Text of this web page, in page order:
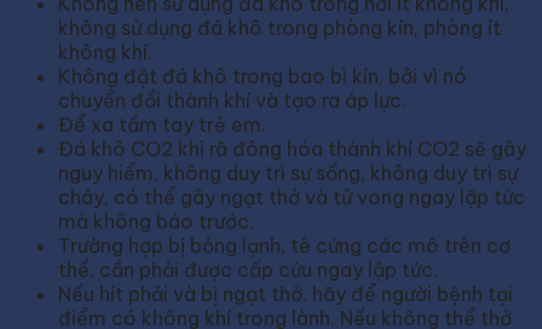
không sử dụng đá khô trong phòng kín, phòng ít
không khí.
Không đặt đá khô trong bao bì kín, bởi vì nó
chuyển đổi thành khí và tạo ra áp lực.
Để xa tầm tay trẻ em.
Đá khô CO2 khi rã đông hóa thành khí CO2 sẽ gây
nguy hiểm, không duy trì sự sống, không duy trì sự
cháy, có thể gây ngạt thở và tử vong ngay lập tức
mà không báo trước.
Trường hợp bị bỏng lạnh, tê cứng các mô trên cơ
thể, cần phải được cấp cứu ngay lập tức.
Nếu hít phải và bị ngạt thở, hãy để người bệnh tại
điểm có không khí trong lành. Nếu không thể thở